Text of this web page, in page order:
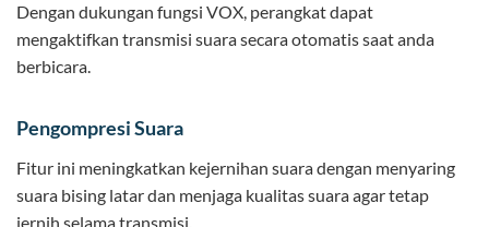
Dengan dukungan fungsi VOX, perangkat dapat
mengaktifkan transmisi suara secara otomatis saat anda
berbicara.
Pengompresi Suara
Fitur ini meningkatkan kejernihan suara dengan menyaring
suara bising latar dan menjaga kualitas suara agar tetap
jernih selama transmisi.